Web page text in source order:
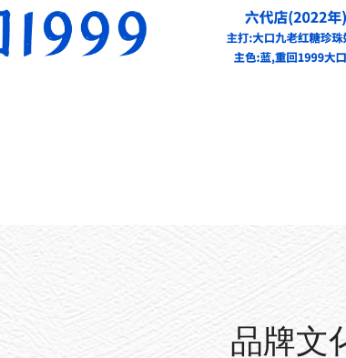
品牌文